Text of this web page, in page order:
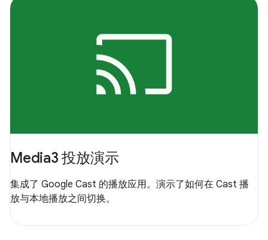
Media3 投放演示
集成了 Google Cast 的播放应用。演示了如何在 Cast 播
放与本地播放之间切换。